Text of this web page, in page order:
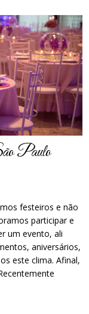
Paulo
festeiros e não
participar e
um evento, ali
aniversários,
este clima. Afinal,